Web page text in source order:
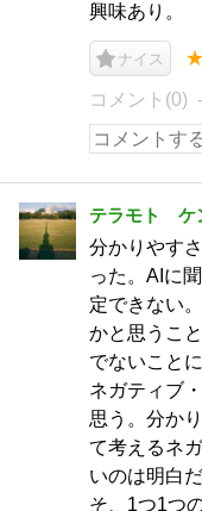
興味あり。
ナイス
コメント(0)
テラモト ケ
分かりやす
った。AIに
定できない
かと思うこ
でないこと
ネガティブ
思う。分か
て考えるネ
いのは明白
そ、1つ1つ